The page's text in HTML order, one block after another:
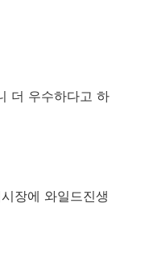
더 우수하다고 하
장에 와일드진생